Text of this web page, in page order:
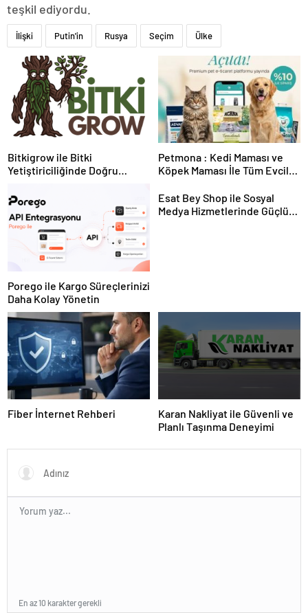
teşkil ediyordu.
İlişki Putin'in Rusya Seçim Ülke
Bitkigrow ile Bitki
Yetiştiriciliğinde Doğru
Petmona : Kedi Maması ve
Köpek Maması İle Tüm Evcil
Porego ile Kargo Süreçlerinizi
Daha Kolay Yönetin
Esat Bey Shop ile Sosyal
Medya Hizmetlerinde Güçlü
Fiber İnternet Rehberi
Karan Nakliyat ile Güvenli ve
Planlı Taşınma Deneyimi
En az 10 karakter gerekli